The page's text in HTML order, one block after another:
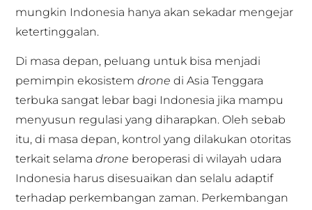
mungkin Indonesia hanya akan sekadar mengejar
ketertinggalan.
Di masa depan, peluang untuk bisa menjadi
pemimpin ekosistemdronedi Asia Tenggara
terbuka sangat lebar bagi Indonesia jika mampu
menyusun regulasi yang diharapkan. Oleh sebab
itu, di masa depan, kontrol yang dilakukan otoritas
terkait selama drone beroperasi di wilayah udara
Indonesia harus disesuaikan dan selalu adaptif
terhadap perkembangan zaman. Perkembangan